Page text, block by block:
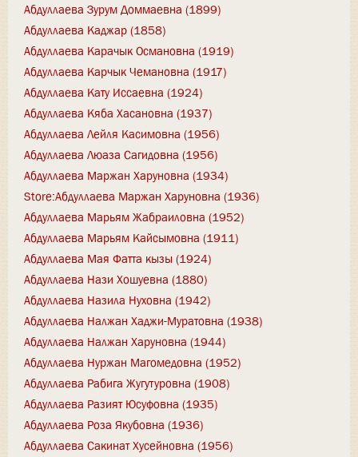
Абдуллаева Зурум Доммаевна (1899)
Абдуллаева Каджар (1858)
Абдуллаева Карачык Османовна (1919)
Абдуллаева Карчык Чемановна (1917)
Абдуллаева Кату Иссаевна (1924)
Абдуллаева Кяба Хасановна (1937)
Абдуллаева Лейля Касимовна (1956)
Абдуллаева Люаза Сагидовна (1956)
Абдуллаева Маржан Харуновна (1934)
Store:Абдуллаева Маржан Харуновна (1936)
Абдуллаева Марьям Жабраиловна (1952)
Абдуллаева Марьям Кайсымовна (1911)
Абдуллаева Мая Фатта кызы (1924)
Абдуллаева Нази Хошуевна (1880)
Абдуллаева Назила Нуховна (1942)
Абдуллаева Налжан Хаджи-Муратовна (1938)
Абдуллаева Налжан Харуновна (1944)
Абдуллаева Нуржан Магомедовна (1952)
Абдуллаева Рабига Жугутуровна (1908)
Абдуллаева Разият Юсуфовна (1935)
Абдуллаева Роза Якубовна (1936)
Абдуллаева Сакинат Хусейновна (1956)